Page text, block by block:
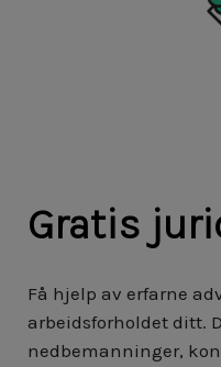
Gratis
Få hjelp av erfarne
arbeidsforholdet ditt.
nedbemanninger,